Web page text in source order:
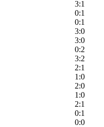
3:1
0:1
0:1
3:0
3:0
0:2
3:2
2:1
1:0
2:0
1:0
2:1
0:1
0:0